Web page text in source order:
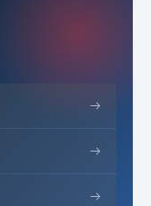
→
→
→